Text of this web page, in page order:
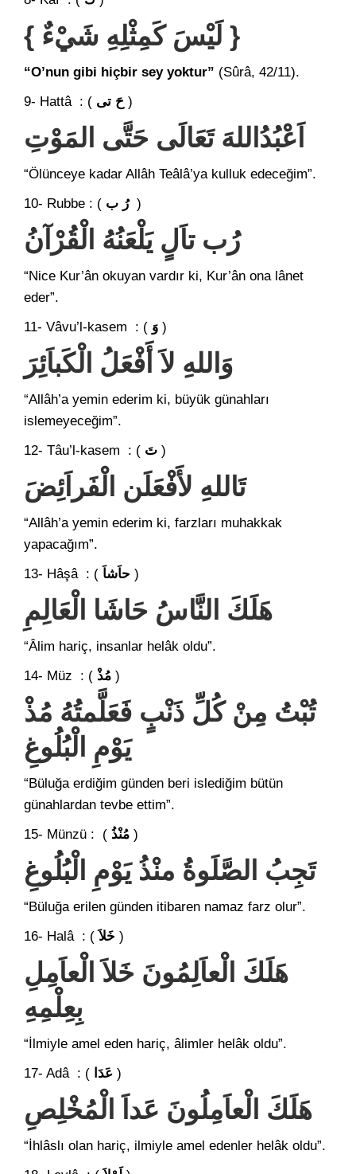
{ لَيْسَ كَمِثْلِهِ شَيْءٌ }
“O’nun gibi hiçbir sey yoktur” (Sûrâ, 42/11).
9- Hattâ : ( حَ تى )
اَعْبُدُاللهَ تَعَالَى حَتَّى المَوْتِ
“Ölünceye kadar Allâh Teâlâ’ya kulluk edeceğim”.
10- Rubbe : ( رُ ب)
رُب تاَلٍ يَلْعَنُهُ الْقُرْآنُ
“Nice Kur’ân okuyan vardır ki, Kur’ân ona lânet
eder”.
11- Vâvu’l-kasem : ( وَ )
وَاللهِ لاَ أَفْعَلُ الْكَباَئِرَ
“Allâh’a yemin ederim ki, büyük günahları
islemeyeceğim”.
12- Tâu’l-kasem : ( تَ )
تَاللهِ لأَفْعَلَن الْفَراَئِضَ
“Allâh’a yemin ederim ki, farzları muhakkak
yapacağım”.
13- Hâşâ : ( حاَشاَ )
هَلَكَ النَّاسُ حَاشَا الْعَالِمِ
“Âlim hariç, insanlar helâk oldu”.
14- Müz : ( مُذْ )
تُبْتُ مِنْ كُلِّ ذَنْبٍ فَعَلَّمتُهُ مُذْ
يَوْمِ الْبُلُوغِ
“Büluğa erdiğim günden beri islediğim bütün
günahlardan tevbe ettim”.
15- Münzü : ( مُنْذُ )
تَجِبُ الصَّلَوةُ منْذُ يَوْمِ الْبُلُوغِ
“Büluğa erilen günden itibaren namaz farz olur”.
16- Halâ : (خَلاَ )
هَلَكَ الْعاَلِمُونَ خَلاَ الْعاَمِلِ
بِعِلْمِهِ
“İlmiyle amel eden hariç, âlimler helâk oldu”.
17- Adâ : ( عَدَا )
هَلَكَ الْعاَمِلُونَ عَداَ الْمُخْلِصِ
“İhlâslı olan hariç, ilmiyle amel edenler helâk oldu”.